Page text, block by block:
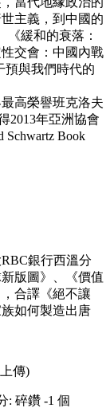
主義，到中國的
《緩和的衰落：
交會：中國內戰
預與我們時代的
高榮譽班克洛夫
2013年亞洲協會
Schwartz Book
銀行西溫分
版圖》、《價值
合譯《絕不讓
如何製造出唐
傳)
: 碎鑽 -1 個